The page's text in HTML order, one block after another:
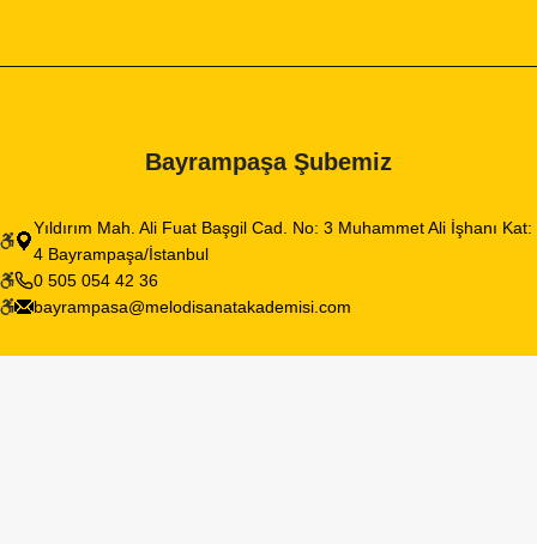
Bayrampaşa Şubemiz
Yıldırım Mah. Ali Fuat Başgil Cad. No: 3 Muhammet Ali İşhanı Kat:
4 Bayrampaşa/İstanbul
0 505 054 42 36
bayrampasa@melodisanatakademisi.com